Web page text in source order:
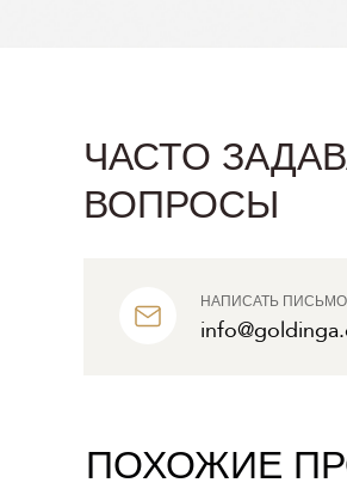
ЧАСТО
ВОПРОСЫ
НАПИСАТЬ ПИСЬМО
ПОХОЖИЕ